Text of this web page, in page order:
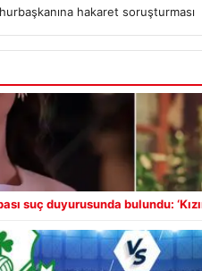
hakaret soruşturması
suç duyurusunda bulundu: